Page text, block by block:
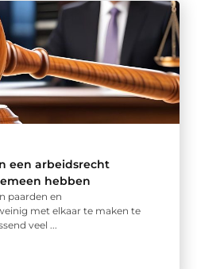
een arbeidsrecht
hebben
paarden en
met elkaar te maken te
veel ...